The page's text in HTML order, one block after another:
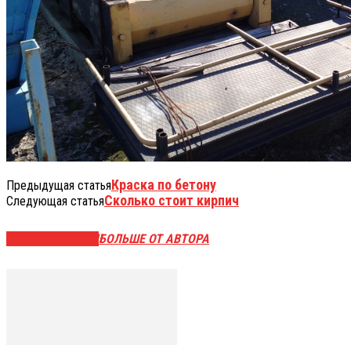
Предыдущая статьяКраска по бетону
Следующая статьяСколько стоит кирпич
БОЛЬШЕ ОТ АВТОРА